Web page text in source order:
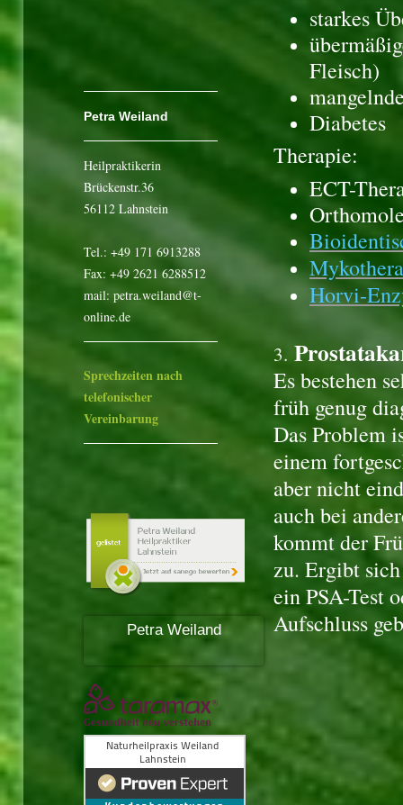
starkes
Fleisch)
Diabetes
Therapie:
ECT-
Horvi-
3.
Es bestehen
früh genug
Das Problem
einem
aber nicht
auch bei
kommt der
zu. Ergibt
ein PSA-Test
Aufschluss
Petra Weiland
Heilpraktikerin
Brückenstr.36
56112 Lahnstein
Tel.: +49 171 6913288
Fax: +49 2621 6288512
mail: petra.weiland@t-
online.de
Sprechzeiten nach
telefonischer
Vereinbarung
Petra Weiland